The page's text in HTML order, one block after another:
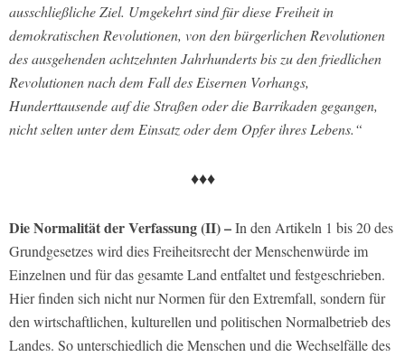
ausschließliche Ziel. Umgekehrt sind für diese Freiheit in
demokratischen Revolutionen, von den bürgerlichen Revolutionen
des ausgehenden achtzehnten Jahrhunderts bis zu den friedlichen
Revolutionen nach dem Fall des Eisernen Vorhangs,
Hunderttausende auf die Straßen oder die Barrikaden gegangen,
nicht selten unter dem Einsatz oder dem Opfer ihres Lebens.“
♦♦♦
Die Normalität der Verfassung (II) –In den Artikeln 1 bis 20 des
Grundgesetzes wird dies Freiheitsrecht der Menschenwürde im
Einzelnen und für das gesamte Land entfaltet und festgeschrieben.
Hier finden sich nicht nur Normen für den Extremfall, sondern für
den wirtschaftlichen, kulturellen und politischen Normalbetrieb des
Landes. So unterschiedlich die Menschen und die Wechselfälle des